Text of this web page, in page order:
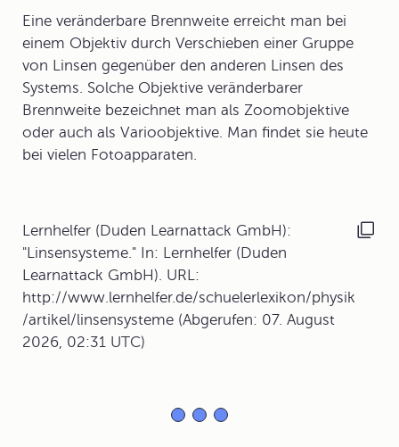
Eine veränderbare Brennweite erreicht man bei
einem Objektiv durch Verschieben einer Gruppe
von Linsen gegenüber den anderen Linsen des
Systems. Solche Objektive veränderbarer
Brennweite bezeichnet man als Zoomobjektive
oder auch als Varioobjektive. Man findet sie heute
bei vielen Fotoapparaten.
Lernhelfer (Duden Learnattack GmbH):
"Linsensysteme." In: Lernhelfer (Duden
Learnattack GmbH). URL:
http://www.lernhelfer.de/schuelerlexikon/physik
/artikel/linsensysteme (Abgerufen: 07. August
2026, 02:31 UTC)